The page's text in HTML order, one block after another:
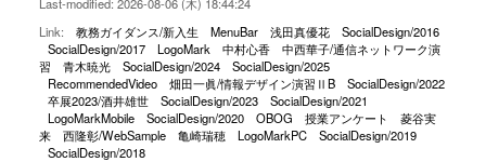
Link:
教務ガイダンス/新入生 MenuBar 浅田真優花
SocialDesign/2016
SocialDesign/2017
LogoMark 中村心香
中西華子/通信ネットワーク演
習
青木暁光 SocialDesign/2024
SocialDesign/2025
RecommendedVideo
畑田一眞/情報デザイン演習ⅡB
SocialDesign/2022
卒展2023/酒井雄世
SocialDesign/2023
SocialDesign/2021
LogoMarkMobile
SocialDesign/2020 OBOG 授業アンケート
菱谷実
来
西隆彰/WebSample 亀崎瑞穂 LogoMarkPC
SocialDesign/2019
SocialDesign/2018